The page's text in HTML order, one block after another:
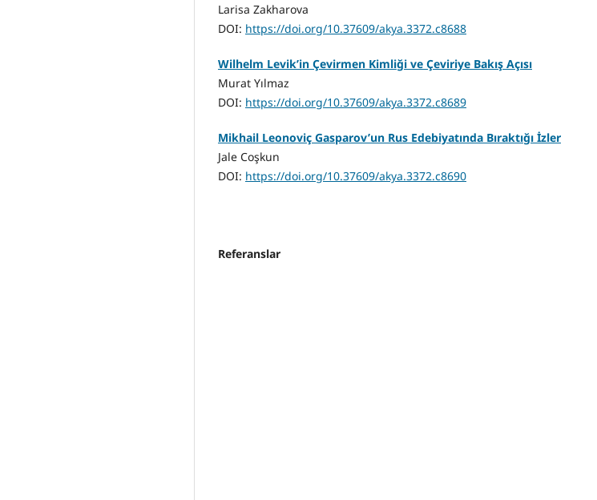
Larisa Zakharova
DOI: https://doi.org/10.37609/akya.3372.c8688
Wilhelm Levik’in Çevirmen Kimliği ve Çeviriye Bakış Açısı
Murat Yılmaz
DOI: https://doi.org/10.37609/akya.3372.c8689
Mikhail Leonoviç Gasparov’un Rus Edebiyatında Bıraktığı İzler
Jale Coşkun
DOI: https://doi.org/10.37609/akya.3372.c8690
Referanslar